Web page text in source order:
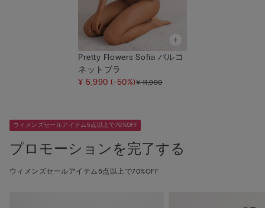
Pretty Flowers Sofia バルコ
ネットブラ
¥ 5,990(-50%)¥ 11,990
ウィメンズセールアイテム5点以上で70%OFF
プロモーションを完了する
ウィメンズセールアイテム5点以上で70%OFF